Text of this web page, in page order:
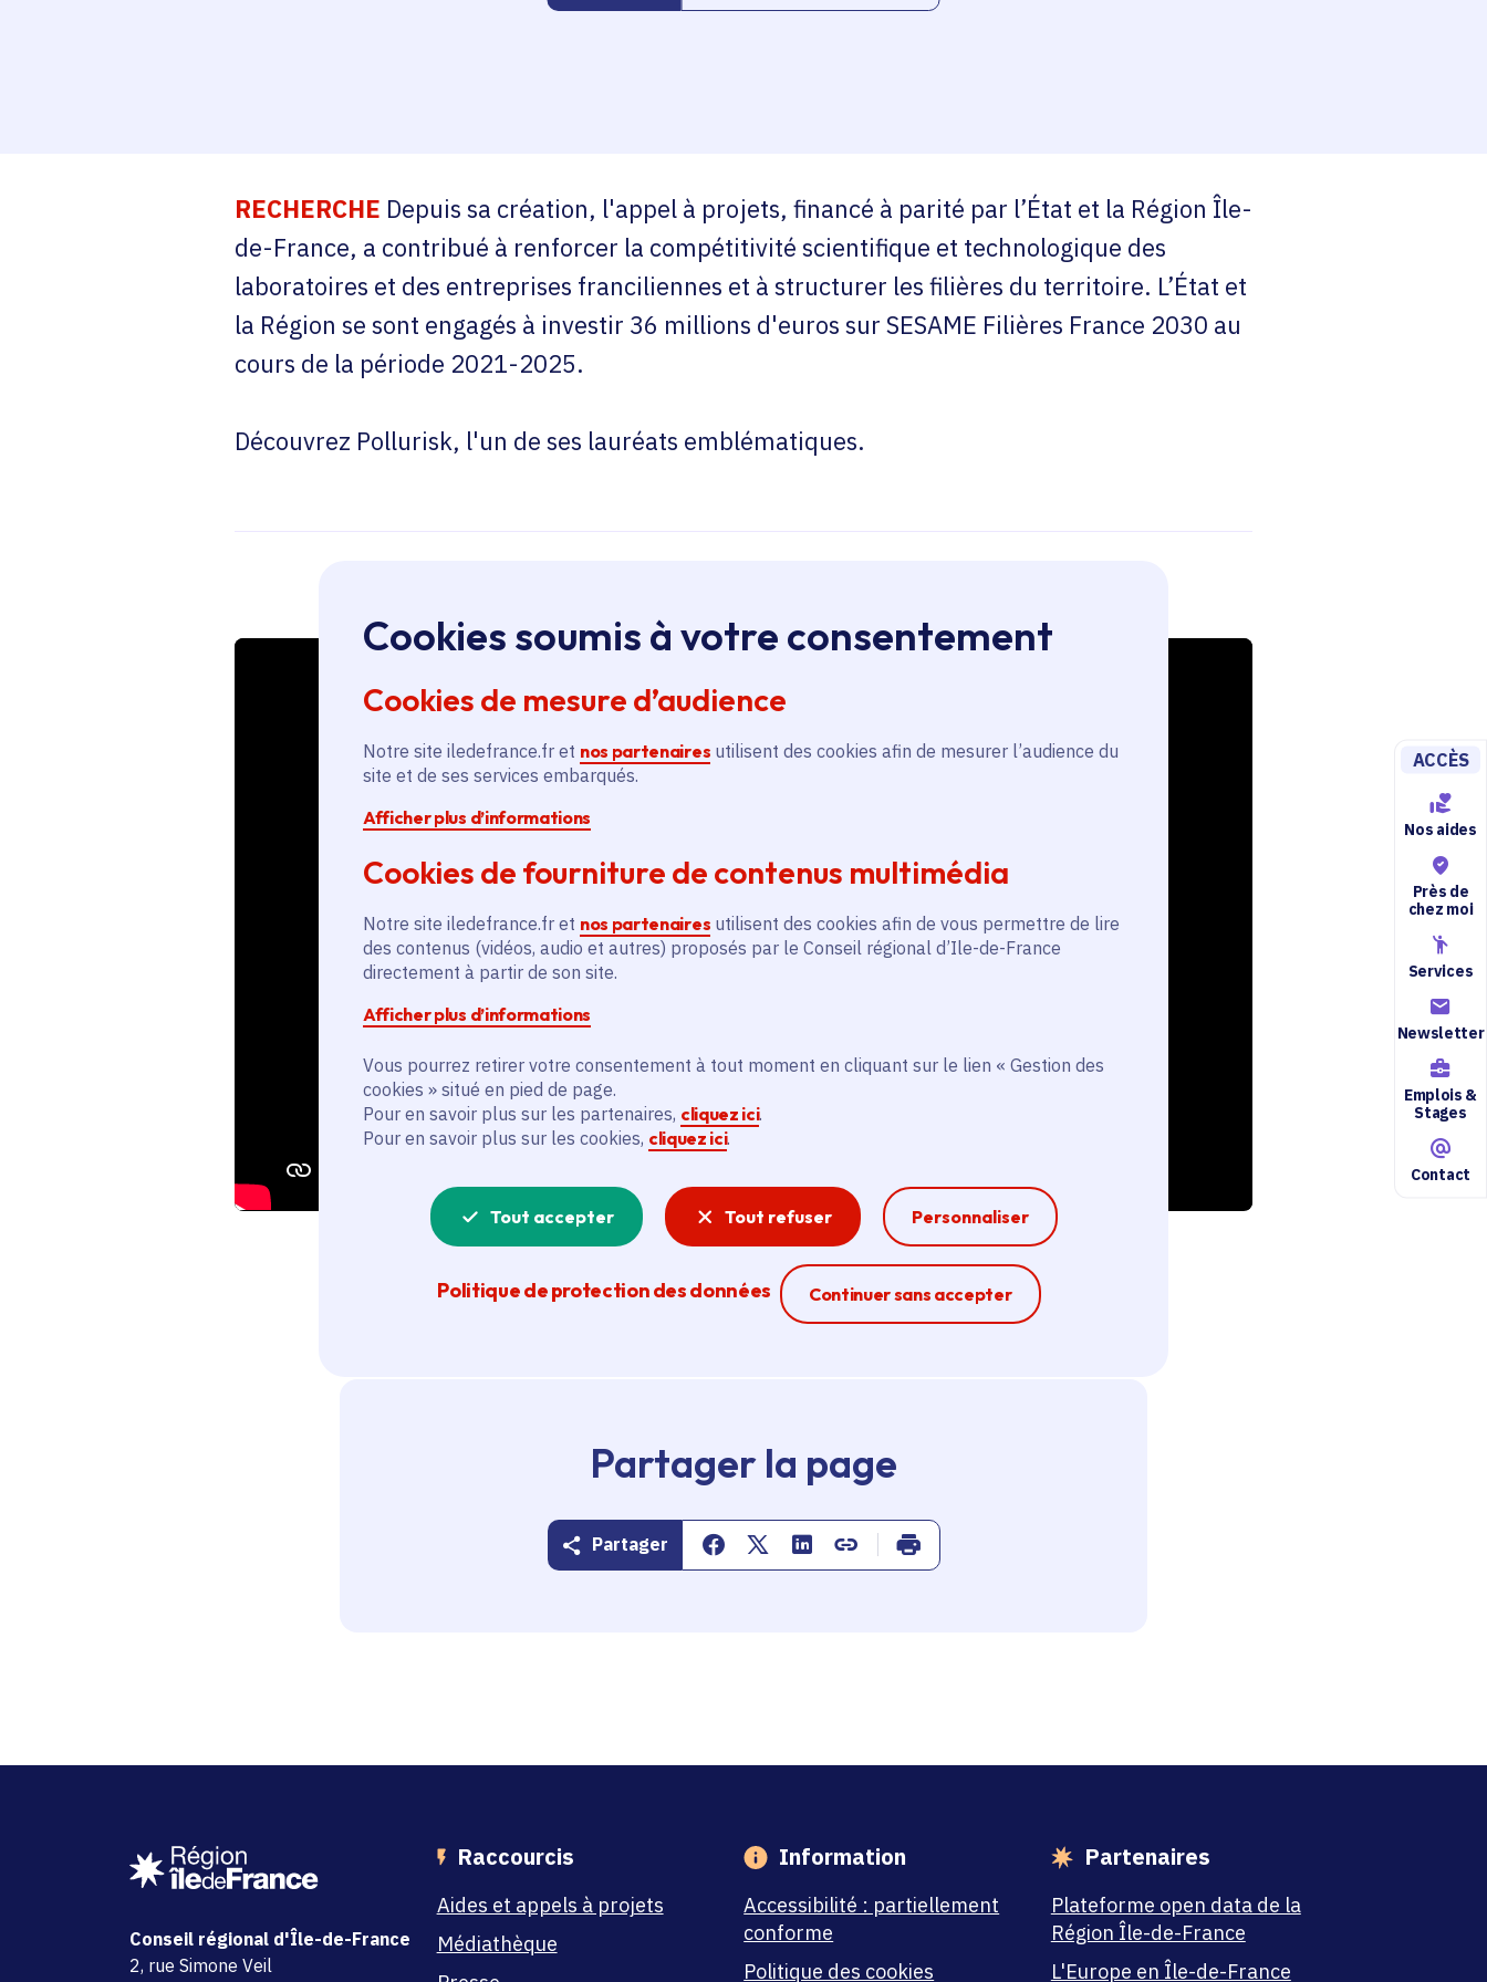
Cookies soumis à votre consentement
Cookies de mesure d’audience
Notre site iledefrance.fr et nos partenaires utilisent des cookies afin de mesurer l’audience du
site et de ses services embarqués.
Afficher plus d’informations
Cookies de fourniture de contenus multimédia
Notre site iledefrance.fr et nos partenaires utilisent des cookies afin de vous permettre de lire
des contenus (vidéos, audio et autres) proposés par le Conseil régional d’Ile-de-France
directement à partir de son site.
Afficher plus d’informations
Vous pourrez retirer votre consentement à tout moment en cliquant sur le lien « Gestion des
cookies » situé en pied de page.
Pour en savoir plus sur les partenaires, cliquez ici.
Pour en savoir plus sur les cookies, cliquez ici.
Tout accepter Tout refuser Personnaliser
Politique de protection des données Continuer sans accepter
Ferme la modale
ACCÈS
Nos aides
Près de
chez moi
Services
Newsletter
Emplois &
Stages
Contact
RECHERCHE Depuis sa création, l'appel à projets, financé à parité par l’État et la Région Île-
de-France, a contribué à renforcer la compétitivité scientifique et technologique des
laboratoires et des entreprises franciliennes et à structurer les filières du territoire. L’État et
la Région se sont engagés à investir 36 millions d'euros sur SESAME Filières France 2030 au
cours de la période 2021-2025.
Découvrez Pollurisk, l'un de ses lauréats emblématiques.
Play video
Partager la page
Partager Partager sur Facebook
Partager sur Twitter
Partager sur Linkedin
Copier dans le presse-papier
Imprimer
Conseil régional d'Île-de-France
adresse
2, rue Simone Veil
Raccourcis
Aides et appels à projets
Médiathèque
Information
Accessibilité : partiellement
conforme
Politique des cookies
Partenaires
Plateforme open data de la
Région Île-de-France
L'Europe en Île-de-France